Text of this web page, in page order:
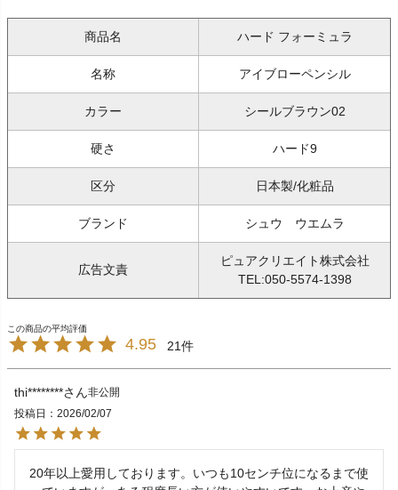
商品名 ハード フォーミュラ
名称 アイブローペンシル
カラー シールブラウン02
硬さ ハード9
区分 日本製/化粧品
ブランド シュウ ウエムラ
広告文責
ピュアクリエイト株式会社
TEL:050-5574-1398
4.95 21
thi********
非公開
投稿日
2026/02/07
20年以上愛用しております。いつも10センチ位になるまで使